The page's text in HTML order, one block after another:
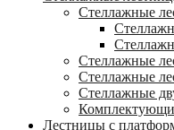
Стеллажные
Стеллажные
Стеллажные
Стеллажные
Лестницы с